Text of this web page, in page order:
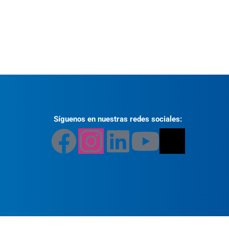
Síguenos en nuestras redes sociales: